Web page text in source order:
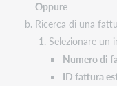
Aggiungere
alla
fattura
un
addebito,
un
Oppure
Ricerca di una
Selezionare un
Numero di
ID fattura